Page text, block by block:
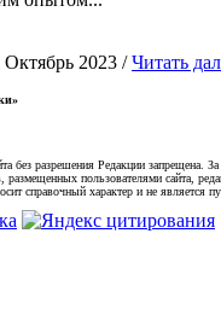
Октябрь 2023 /Читать
без разрешения Редакции запрещена.
размещенных пользователями сайта,
справочный характер и не является